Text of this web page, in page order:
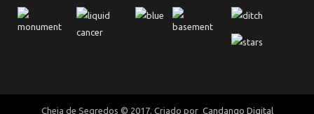
Cheia de Segredos © 2017. Criado por Candango Digital